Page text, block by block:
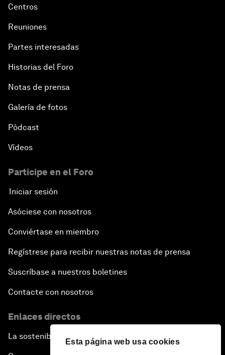
Esta página web usa cookies
Centros
Reuniones
Partes interesadas
Historias del Foro
Notas de prensa
Galería de fotos
Pódcast
Vídeos
Participe en el Foro
Iniciar sesión
Asóciese con nosotros
Conviértase en miembro
Regístrese para recibir nuestras notas de prensa
Suscríbase a nuestros boletines
Contacte con nosotros
Enlaces directos
La sostenibilidad en el Foro